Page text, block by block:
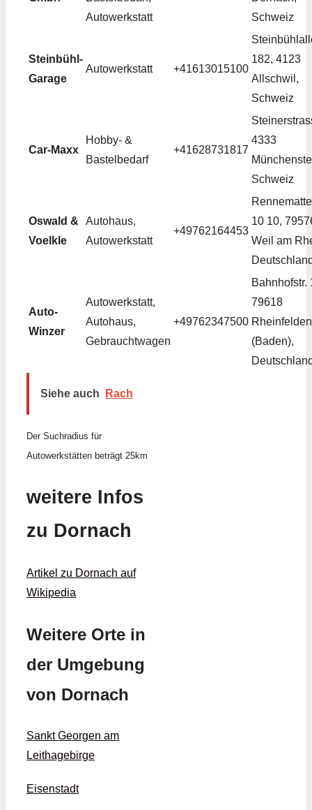
Autowerkstatt
Schweiz
Steinbühl-
Garage
Autowerkstatt +41613015100
182, 4123
Allschwil,
Schweiz
Car-Maxx
Hobby- &
Bastelbedarf
+41628731817
4333
Schweiz
Oswald &
Voelkle
Autohaus,
Autowerkstatt
+49762164453
10 10,
Weil am
Auto-
Winzer
Autowerkstatt,
Autohaus,
Gebrauchtwagen
+49762347500
Bahnhofstr.
79618
Rheinfelden
(Baden),
Siehe auch Rach
Der Suchradius für
Autowerkstätten beträgt 25km
weitere Infos
zu Dornach
Artikel zu Dornach auf
Wikipedia
Weitere Orte in
der Umgebung
von Dornach
Sankt Georgen am
Leithagebirge
Eisenstadt